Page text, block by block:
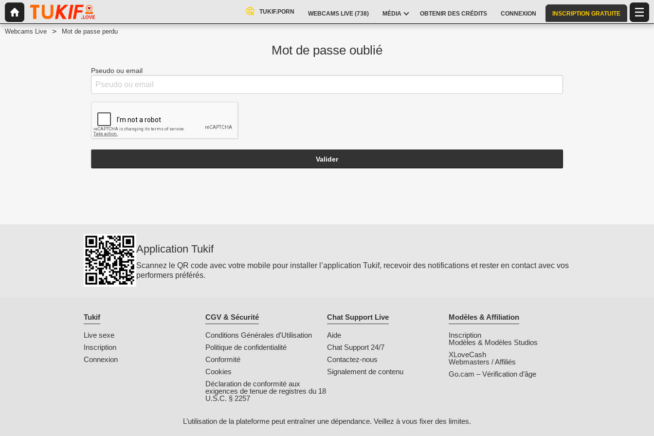
TUKIF.PORN WEBCAMS LIVE (738) MÉDIA OBTENIR DES CRÉDITS CONNEXION INSCRIPTION GRATUITE
Webcams Live Mot de passe perdu
Mot de passe oublié
Pseudo ou email
Valider
Application Tukif
Scannez le QR code avec votre mobile pour installer l’application Tukif, recevoir des notifications et rester en contact avec vos
performers préférés.
Tukif
Live sexe
Inscription
Connexion
CGV & Sécurité
Conditions Générales d'Utilisation
Politique de confidentialité
Conformité
Cookies
Déclaration de conformité aux
exigences de tenue de registres du 18
U.S.C. § 2257
Chat Support Live
Aide
Chat Support 24/7
Contactez-nous
Signalement de contenu
Modèles & Affiliation
Inscription
Modèles & Modèles Studios
XLoveCash
Webmasters / Affiliés
Go.cam – Vérification d’âge
L’utilisation de la plateforme peut entraîner une dépendance. Veillez à vous fixer des limites.